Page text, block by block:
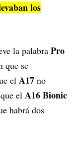
los
la palabra Pro
que se
el A17 no
el A16 Bionic
habrá dos